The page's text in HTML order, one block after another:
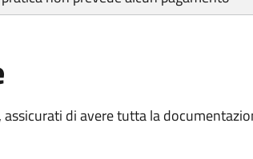
assicurati di avere tutta la